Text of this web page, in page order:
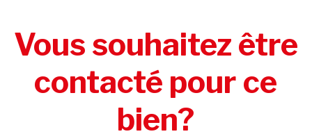
Vous souhaitez être
contacté pour ce
bien?